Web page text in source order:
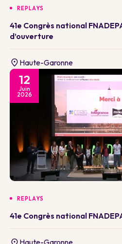
REPLAYS
41e Congrès national
d’ouverture
Haute-Garonne
12
Juin
2026
REPLAYS
41e Congrès national